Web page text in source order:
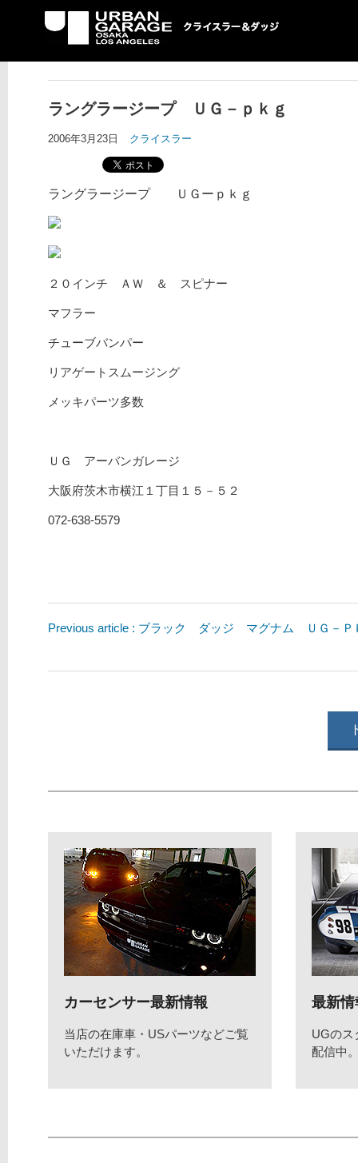
UG クライスラー＆ダ
ッジ専門店
ラングラージープ ＵＧ－ｐｋｇ
2006年3月23日 クライスラー
ラングラージープ ＵＧーｐｋｇ
２０インチ ＡＷ ＆ スピナー
マフラー
チューブバンパー
リアゲートスムージング
メッキパーツ多数
ＵＧ アーバンガレージ
大阪府茨木市横江１丁目１５－５２
072-638-5579
Previous article : ブラック ダッジ マグナム ＵＧ－Ｐ
カーセンサー最新情報
当店の在庫車・USパーツなどご覧
いただけます。
最新情
UGのス
配信中